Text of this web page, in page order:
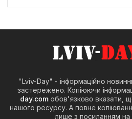
"Lviv-Day" - інформаційно
застережено. Копіюючи
day.com обов'язково вказати,
нашого ресурсу. А повне
лише з посиланням на